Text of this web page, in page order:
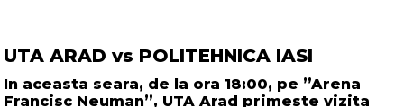
UTA ARAD vs POLITEHNICA IASI
In aceasta seara, de la ora 18:00, pe ”Arena
Francisc Neuman”, UTA Arad primeste vizita